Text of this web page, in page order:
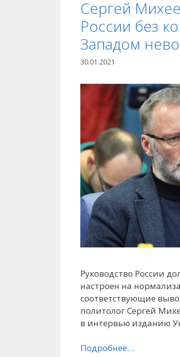
Сергей
России без
Западом
30.01.2021
Руководство России
настроен на
соответствующие
политолог Сергей
в интервью изданию
Подробнее…